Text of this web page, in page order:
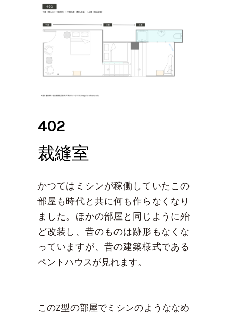
402
裁縫室
かつてはミシンが稼働していたこの
部屋も時代と共に何も作らなくなり
ました。ほかの部屋と同じように殆
ど改装し、昔のものは跡形もなくな
っていますが、昔の建築様式である
ペントハウスが見れます。
このZ型の部屋でミシンのようななめ